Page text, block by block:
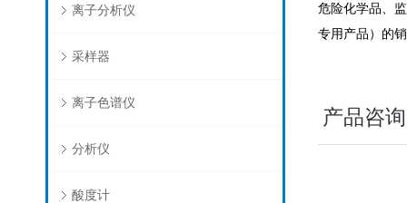
离子分析仪
采样器
离子色谱仪
分析仪
酸度计
危险化学品、
专用产品）的
产品咨询